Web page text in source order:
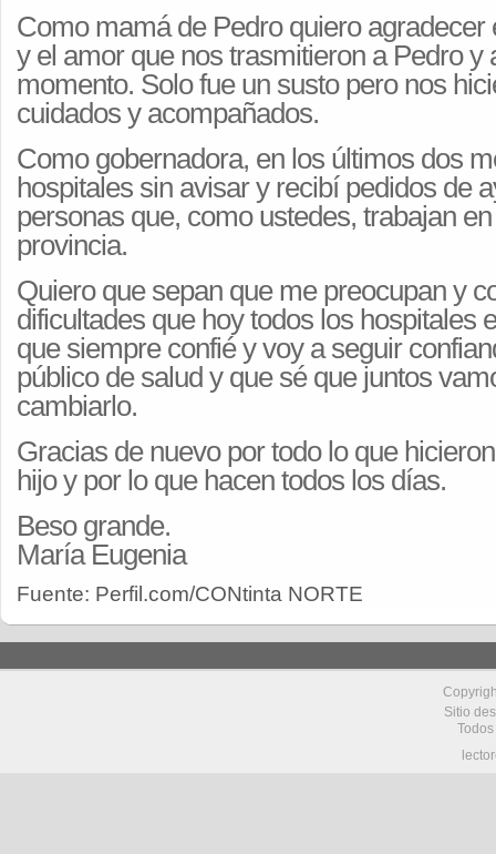
Como mamá de Pedro quiero agradecer
y el amor que nos trasmitieron a Pedro y
momento. Solo fue un susto pero nos
cuidados y acompañados.
Como gobernadora, en los últimos dos
hospitales sin avisar y recibí pedidos de
personas que, como ustedes, trabajan
provincia.
Quiero que sepan que me preocupan y
dificultades que hoy todos los hospitales
que siempre confié y voy a seguir
público de salud y que sé que juntos
cambiarlo.
Gracias de nuevo por todo lo que
hijo y por lo que hacen todos los días.
Beso grande.
María Eugenia
Fuente: Perfil.com/CONtinta NORTE
Sitio